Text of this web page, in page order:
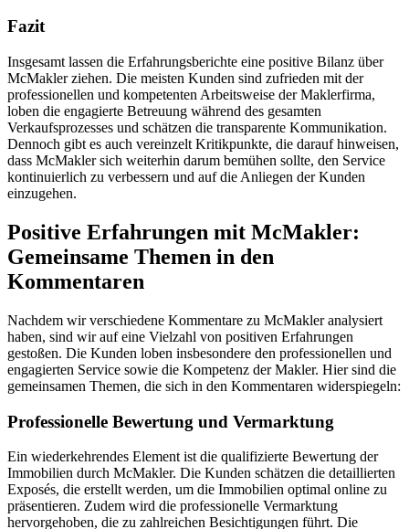
Fazit
Insgesamt lassen die Erfahrungsberichte eine positive Bilanz über
McMakler ziehen. Die meisten Kunden sind zufrieden mit der
professionellen und kompetenten Arbeitsweise der Maklerfirma,
loben die engagierte Betreuung während des gesamten
Verkaufsprozesses und schätzen die transparente Kommunikation.
Dennoch gibt es auch vereinzelt Kritikpunkte, die darauf hinweisen,
dass McMakler sich weiterhin darum bemühen sollte, den Service
kontinuierlich zu verbessern und auf die Anliegen der Kunden
einzugehen.
Positive Erfahrungen mit McMakler:
Gemeinsame Themen in den
Kommentaren
Nachdem wir verschiedene Kommentare zu McMakler analysiert
haben, sind wir auf eine Vielzahl von positiven Erfahrungen
gestoßen. Die Kunden loben insbesondere den professionellen und
engagierten Service sowie die Kompetenz der Makler. Hier sind die
gemeinsamen Themen, die sich in den Kommentaren widerspiegeln:
Professionelle Bewertung und Vermarktung
Ein wiederkehrendes Element ist die qualifizierte Bewertung der
Immobilien durch McMakler. Die Kunden schätzen die detaillierten
Exposés, die erstellt werden, um die Immobilien optimal online zu
präsentieren. Zudem wird die professionelle Vermarktung
hervorgehoben, die zu zahlreichen Besichtigungen führt. Die